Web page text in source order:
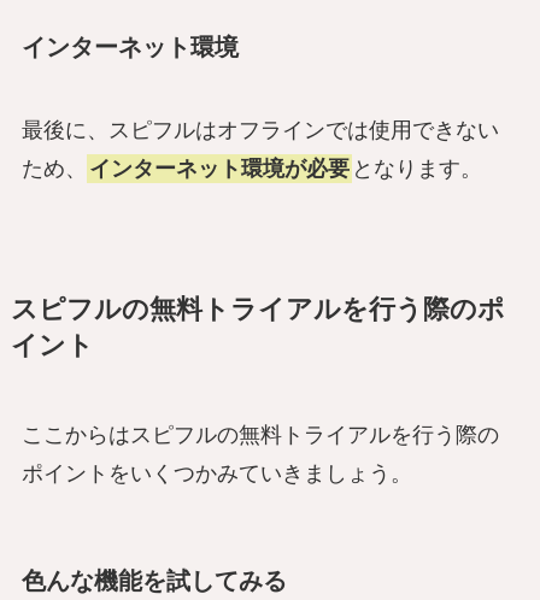
インターネット環境
最後に、スピフルはオフラインでは使用できない
ため、
インターネット環境が必要 となります。
スピフルの無料トライアルを行う際のポ
イント
ここからはスピフルの無料トライアルを行う際の
ポイントをいくつかみていきましょう。
色んな機能を試してみる